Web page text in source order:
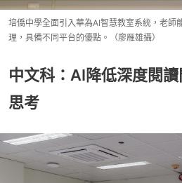
培僑中學全面引入華為AI智慧教室系統，老師
理，具備不同平台的優點。（廖雁雄攝）
中文科：AI降低深度閱
思考